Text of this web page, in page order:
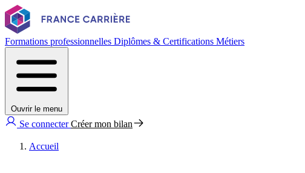
Formations professionnelles Diplômes & Certifications Métiers
Ouvrir le menu
Se connecterCréer mon bilan
Accueil